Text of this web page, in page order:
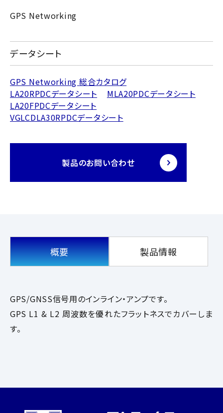
GPS Networking
データシート
GPS Networking 総合カタログ
LA20RPDCデータシート
MLA20PDCデータシート
LA20FPDCデータシート
VGLCDLA30RPDCデータシート
製品のお問い合わせ
概要 製品情報
GPS/GNSS信号用のインライン・アンプです。
GPS L1 & L2 周波数を優れたフラットネスでカバーしま
す。